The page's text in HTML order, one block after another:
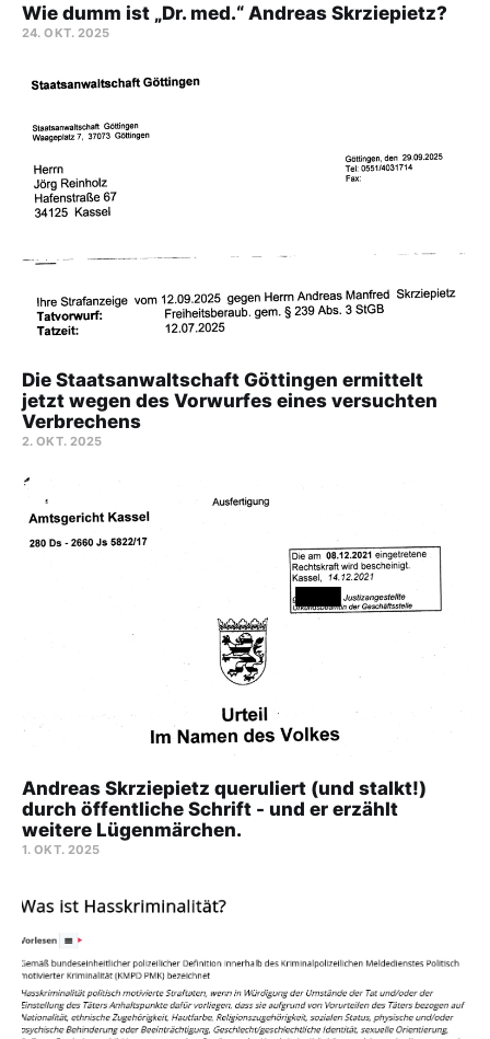
Wie dumm ist „Dr. med.“ Andreas Skrziepietz?
24. OKT. 2025
Die Staatsanwaltschaft Göttingen ermittelt
jetzt wegen des Vorwurfes eines versuchten
Verbrechens
2. OKT. 2025
Andreas Skrziepietz queruliert (und stalkt!)
durch öffentliche Schrift - und er erzählt
weitere Lügenmärchen.
1. OKT. 2025